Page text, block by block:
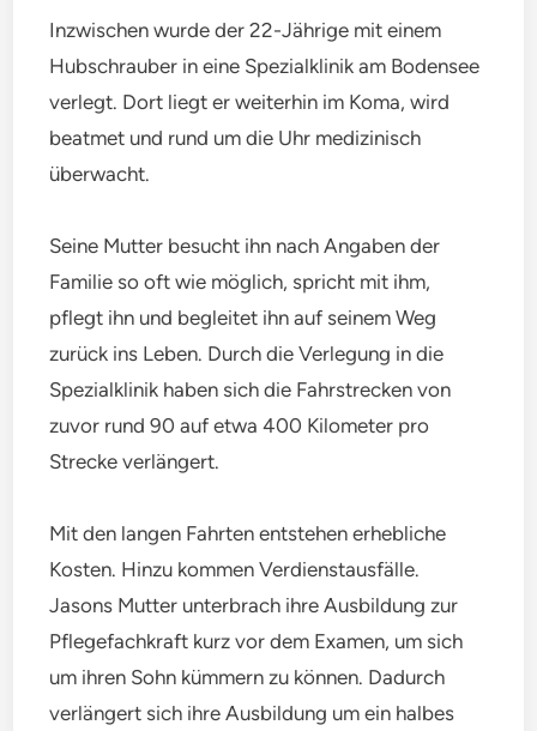
Inzwischen wurde der 22-Jährige mit einem
Hubschrauber in eine Spezialklinik am Bodensee
verlegt. Dort liegt er weiterhin im Koma, wird
beatmet und rund um die Uhr medizinisch
überwacht.
Seine Mutter besucht ihn nach Angaben der
Familie so oft wie möglich, spricht mit ihm,
pflegt ihn und begleitet ihn auf seinem Weg
zurück ins Leben. Durch die Verlegung in die
Spezialklinik haben sich die Fahrstrecken von
zuvor rund 90 auf etwa 400 Kilometer pro
Strecke verlängert.
Mit den langen Fahrten entstehen erhebliche
Kosten. Hinzu kommen Verdienstausfälle.
Jasons Mutter unterbrach ihre Ausbildung zur
Pflegefachkraft kurz vor dem Examen, um sich
um ihren Sohn kümmern zu können. Dadurch
verlängert sich ihre Ausbildung um ein halbes